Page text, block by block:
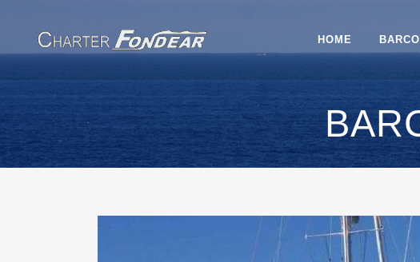
HOME